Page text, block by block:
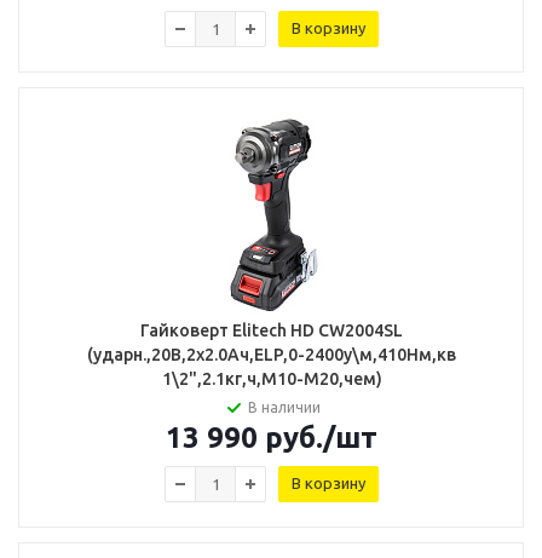
В корзину
Гайковерт Elitech HD CW2004SL
(ударн.,20В,2х2.0Ач,ELP,0-2400у\м,410Нм,кв
1\2",2.1кг,ч,М10-М20,чем)
В наличии
13 990 руб./шт
В корзину